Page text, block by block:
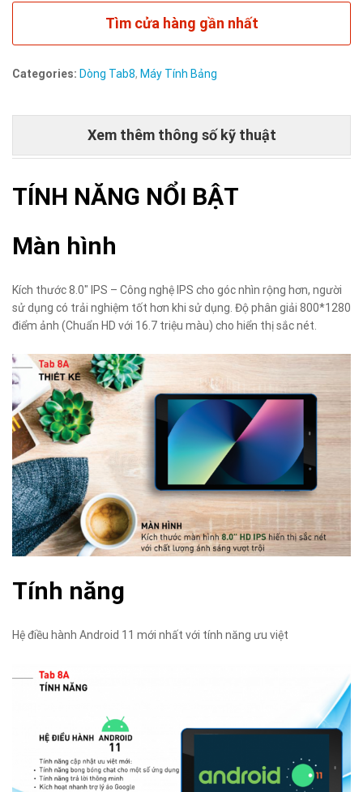
Tìm cửa hàng gần nhất
Categories: Dòng Tab8, Máy Tính Bảng
Xem thêm thông số kỹ thuật
TÍNH NĂNG NỔI BẬT
Màn hình
Kích thước 8.0″ IPS – Công nghệ IPS cho góc nhìn rộng hơn, người
sử dụng có trải nghiệm tốt hơn khi sử dụng. Độ phân giải 800*1280
điểm ảnh (Chuẩn HD với 16.7 triệu màu) cho hiển thị sắc nét.
Tính năng
Hệ điều hành Android 11 mới nhất với tính năng ưu việt